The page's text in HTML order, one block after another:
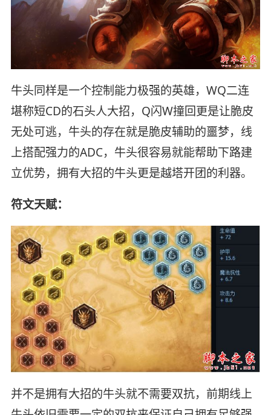
牛头同样是一个控制能力极强的英雄，WQ二连
堪称短CD的石头人大招，Q闪W撞回更是让脆皮
无处可逃，牛头的存在就是脆皮辅助的噩梦，线
上搭配强力的ADC，牛头很容易就能帮助下路建
立优势，拥有大招的牛头更是越塔开团的利器。
符文天赋：
并不是拥有大招的牛头就不需要双抗，前期线上